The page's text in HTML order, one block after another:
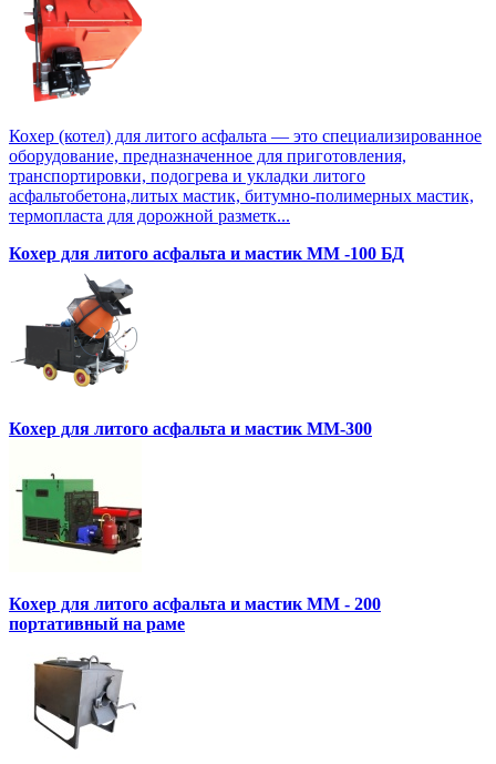
Кохер (котел) для литого асфальта — это специализированное
оборудование, предназначенное для приготовления,
транспортировки, подогрева и укладки литого
асфальтобетона,литых мастик, битумно-полимерных мастик,
термопласта для дорожной разметк...
Кохер для литого асфальта и мастик MM -100 БД
Кохер для литого асфальта и мастик MM-300
Кохер для литого асфальта и мастик MM - 200
портативный на раме